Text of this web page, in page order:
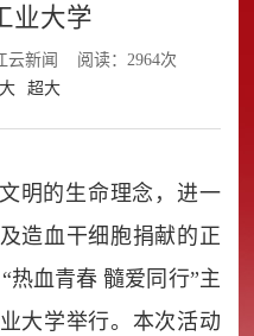
业大学
云新闻
阅读：2964次
大 超大
明的生命理念，进一
造血干细胞捐献的正
热血青春 髓爱同行”主
大学举行。本次活动